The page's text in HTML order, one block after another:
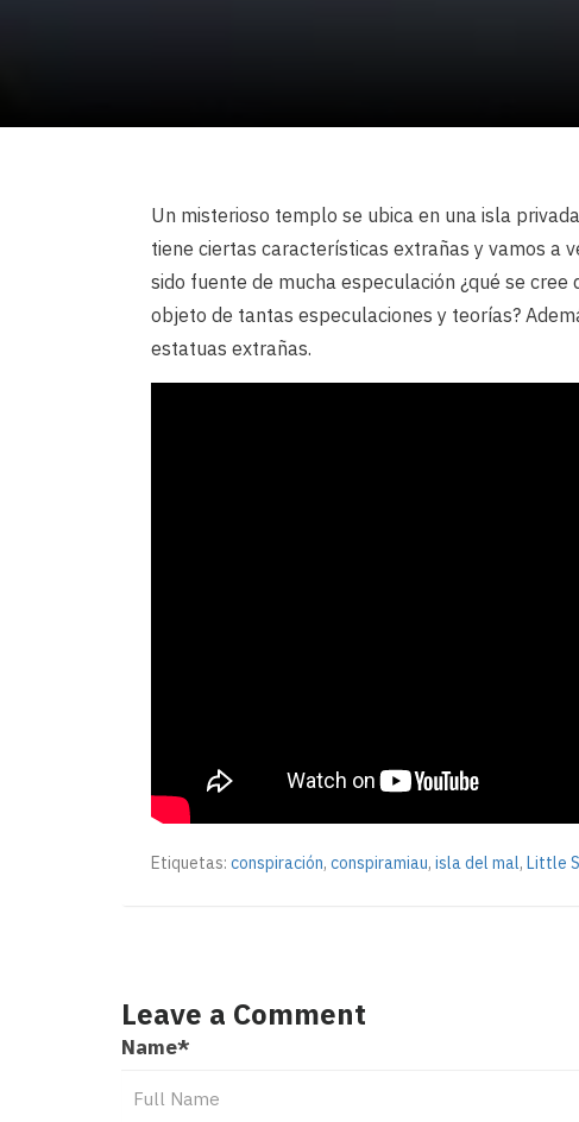
Un misterioso templo se ubica en una isla
tiene ciertas características extrañas y vamos a
sido fuente de mucha especulación ¿qué se
objeto de tantas especulaciones y teorías?
estatuas extrañas.
Etiquetas: conspiración, conspiramiau, isla del mal, Little
Leave a Comment
Name*